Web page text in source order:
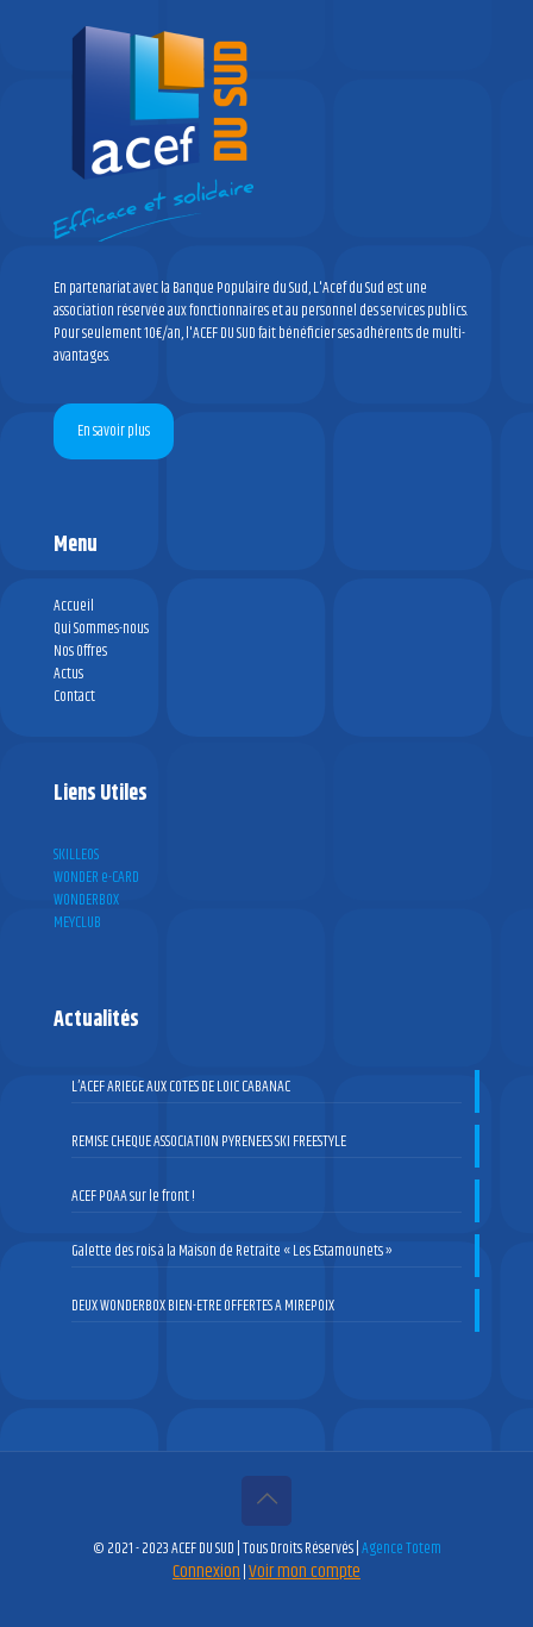
En partenariat avec la Banque Populaire du Sud, L'Acef du Sud est une
association réservée aux fonctionnaires et au personnel des services publics.
Pour seulement 10€/an, l'ACEF DU SUD fait bénéficier ses adhérents de multi-
avantages.
En savoir plus
Menu
Accueil
Qui Sommes-nous
Nos Offres
Actus
Contact
Liens Utiles
SKILLEOS
WONDER e-CARD
WONDERBOX
MEYCLUB
Actualités
L’ACEF ARIEGE AUX COTES DE LOIC CABANAC
REMISE CHEQUE ASSOCIATION PYRENEES SKI FREESTYLE
ACEF POAA sur le front !
Galette des rois à la Maison de Retraite « Les Estamounets »
DEUX WONDERBOX BIEN-ETRE OFFERTES A MIREPOIX
© 2021 - 2023 ACEF DU SUD | Tous Droits Réservés | Agence Totem
Connexion Voir mon compte